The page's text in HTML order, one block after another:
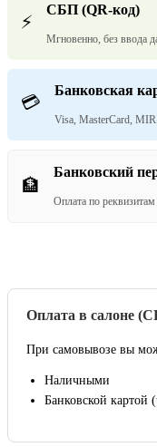
⚡
СБП (QR-код)
Мгновенно, без ввода
💳
Банковская
Visa, MasterCard,
🏦
Банковский
Оплата по реквизитам
Оплата в салоне
При самовывозе вы
Наличными
Банковской картой